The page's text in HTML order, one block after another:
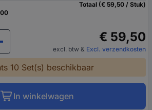
Totaal (€ 59,50 / Stuk)
€ 59,50
excl. btw & Excl. verzendkosten
10 Set(s) beschikbaar
In winkelwagen